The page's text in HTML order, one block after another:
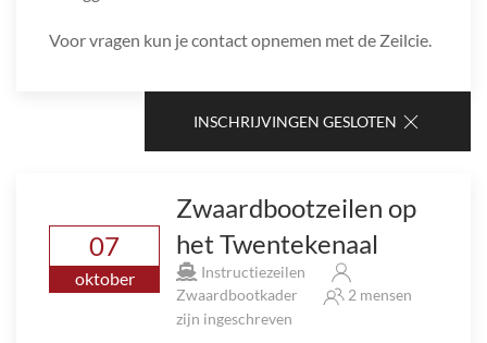
Voor vragen kun je contact opnemen met de Zeilcie.
INSCHRIJVINGEN GESLOTEN
07
oktober
Zwaardbootzeilen op
het Twentekenaal
Instructiezeilen
Zwaardbootkader
2 mensen
zijn ingeschreven